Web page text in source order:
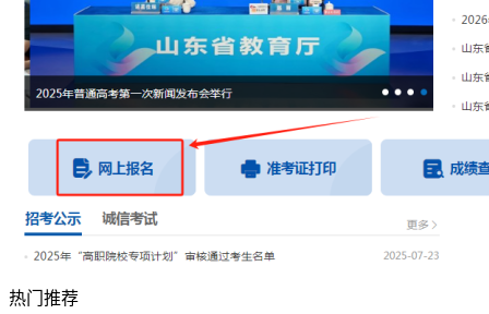
考试机构(招考办)的同意下，其他不具有普通高中学籍号或中
职学籍号的考生均填写“1111111111”(即10个1)。
7、学考选择考再选科目
必须从下拉框中选择，考生可根据自己所学科目进行填报，注
意两个再选科目不能相同。
热门推荐